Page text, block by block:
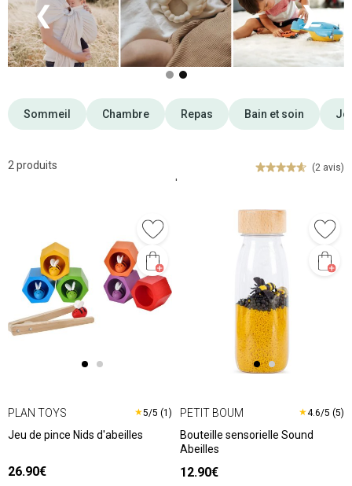
❮ ❯
Sommeil Chambre Repas Bain et soin
2 produits (2 avis)
'
PLAN TOYS ★5/5 (1)
Jeu de pince Nids d'abeilles
26.90€
PETIT BOUM ★4.6/5 (5)
Bouteille sensorielle Sound
Abeilles
12.90€